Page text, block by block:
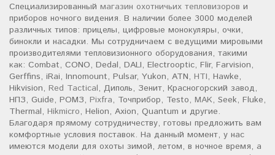
Специализированный магазин охотничьих тепловизоров и
приборов ночного видения. В наличии более 3000 моделей
различных типов: прицелы, цифровые монокуляры, очки,
бинокли и насадки. Мы сотрудничаем с ведущими мировыми
производителями тепловизионного оборудования, такими
как: Combat, CONO, Dedal, DALI, Electrooptic, Flir, Farvision,
Gerffins, iRai, Innomount, Pulsar, Yukon, ATN, HTI, Hawke,
Hikvision, Red Tactical, Диполь, Зенит, Красногорский завод,
НПЗ, Guide, РОМЗ, Pixfra, Точприбор, Testo, MAK, Seek, Fluke,
Thermal, Hikmicro, Helion, Axion, Quantum и другие.
Благодаря прямому сотрудничеству, готовы предложить вам
комфортные условия поставок. На данный момент, у нас
имеются модели для охоты зимой, летом, в ночное время, а